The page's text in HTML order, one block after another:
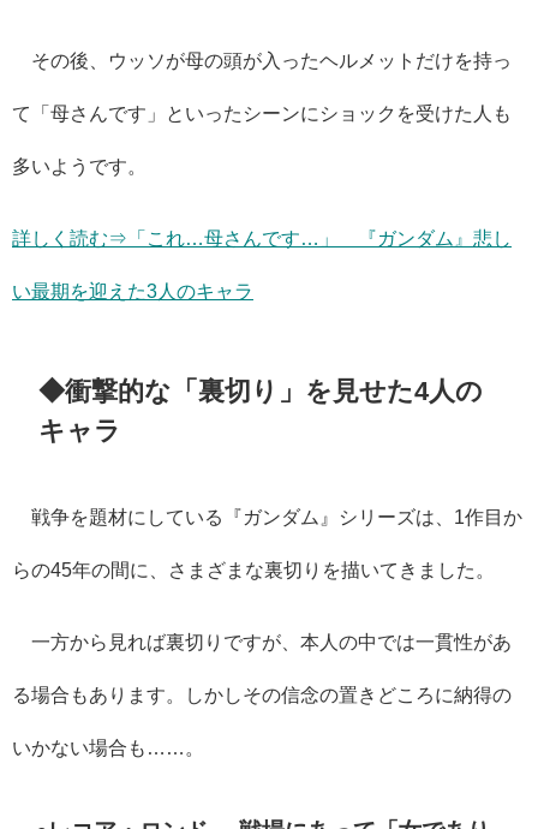
その後、ウッソが母の頭が入ったヘルメットだけを持っ
て「母さんです」といったシーンにショックを受けた人も
多いようです。
詳しく読む⇒「これ…母さんです…」 『ガンダム』悲し
い最期を迎えた3人のキャラ
◆衝撃的な「裏切り」を見せた4人の
キャラ
戦争を題材にしている『ガンダム』シリーズは、1作目か
らの45年の間に、さまざまな裏切りを描いてきました。
一方から見れば裏切りですが、本人の中では一貫性があ
る場合もあります。しかしその信念の置きどころに納得の
いかない場合も……。